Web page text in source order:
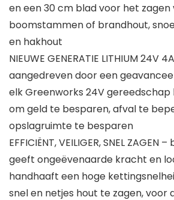
en een 30 cm blad voor het zagen
boomstammen of brandhout,
en hakhout
NIEUWE GENERATIE LITHIUM 24V
aangedreven door een
elk Greenworks 24V
om geld te besparen, afval te
opslagruimte te besparen
EFFICIËNT, VEILIGER, SNEL
geeft ongeëvenaarde kracht en
handhaaft een hoge
snel en netjes hout te zagen, voor